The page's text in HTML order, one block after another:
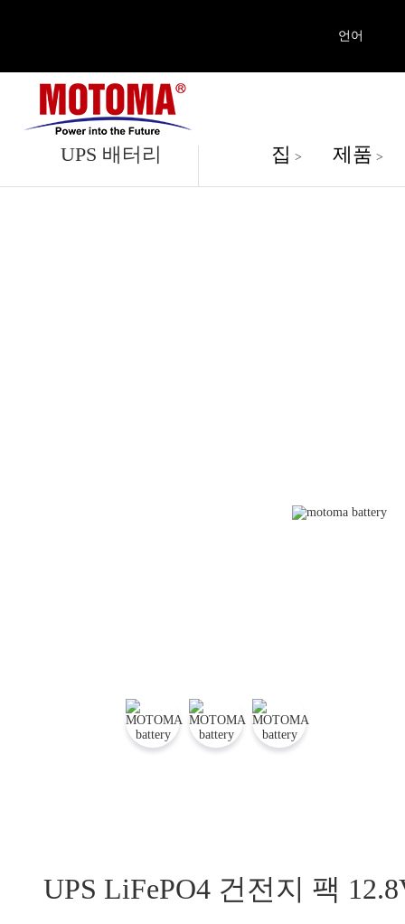
언어
제품
UPS 배터리 집 > 제품 >
UPS LiFePO4 건전지 팩